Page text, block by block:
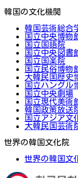
韓国の文化機関
韓国芸術総合
国立中央博物
国立国語院
国立中央図書
国立国楽院
国立民俗博物
大韓民国歴史
国立ハングル
国立中央劇場
国立現代美術
韓国政策放送
国立アジア文
大韓民国芸術
世界の韓国文化院
世界の韓国文